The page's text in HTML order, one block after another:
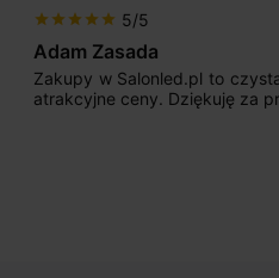
star star star star star 5/5
Adam Zasada
Zakupy w Salonled.pl to
atrakcyjne ceny. Dziękuję za